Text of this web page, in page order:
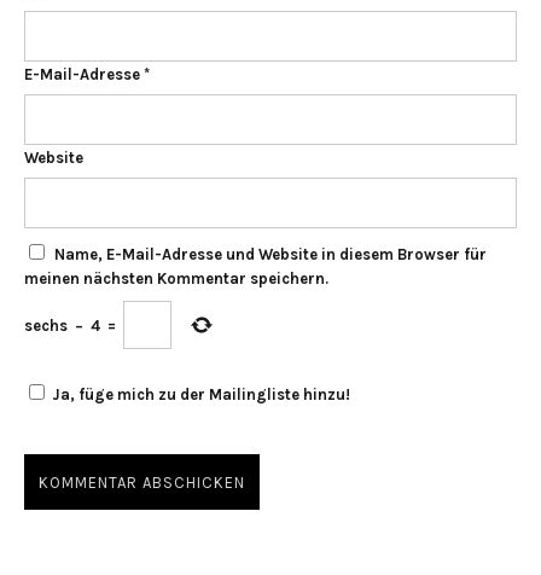
E-Mail-Adresse *
Website
Name, E-Mail-Adresse und Website in diesem Browser für
meinen nächsten Kommentar speichern.
sechs − 4 =
Ja, füge mich zu der Mailingliste hinzu!